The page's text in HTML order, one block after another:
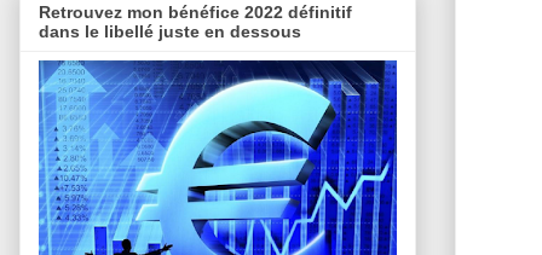
Retrouvez mon bénéfice 2022 définitif
dans le libellé juste en dessous